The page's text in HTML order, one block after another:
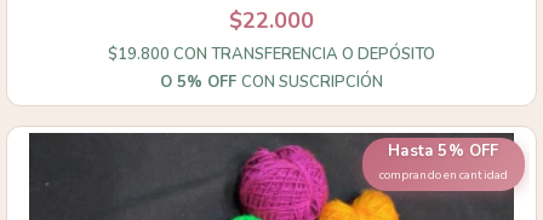
$22.000
$19.800 CON TRANSFERENCIA O DEPÓSITO
O 5% OFF CON SUSCRIPCIÓN
Hasta 5% OFF
comprando en cantidad